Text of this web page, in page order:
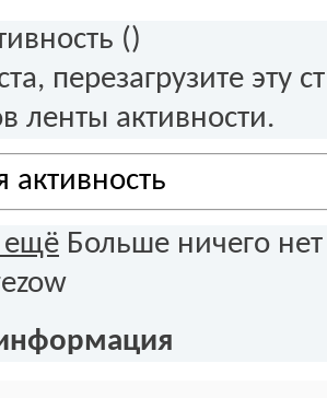
()
перезагрузите эту
ленты активности.
активность
ещё Больше ничего нет